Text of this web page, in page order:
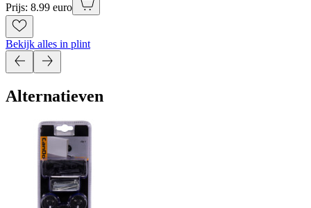
Prijs: 8.99 euro
Bekijk alles in plint
Alternatieven